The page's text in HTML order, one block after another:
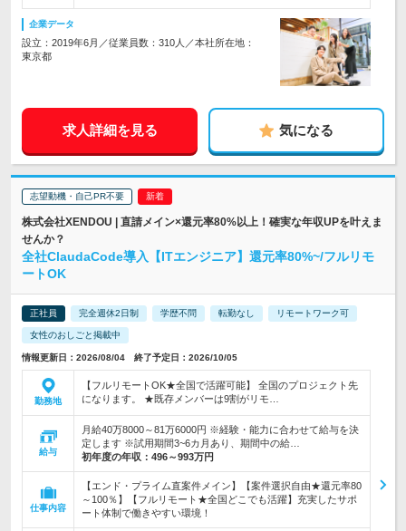
企業データ
設立：2019年6月／従業員数：310人／本社所在地：
東京都
求人詳細を見る 気になる
志望動機・自己PR不要
株式会社XENDOU | 直請メイン×還元率80%以上！確実な年収UPを叶えま
せんか？
全社ClaudaCode導入【ITエンジニア】還元率80%~/フルリモ
ートOK
正社員 完全週休2日制 学歴不問 転勤なし リモートワーク可
女性のおしごと掲載中
情報更新日：2026/08/04 終了予定日：2026/10/05
勤務地
【フルリモートOK★全国で活躍可能】 全国のプロジェクト先
になります。 ★既存メンバーは9割がリモ…
給与
月給40万8000～81万6000円 ※経験・能力に合わせて給与を決
定します ※試用期間3~6カ月あり、期間中の給…
初年度の年収： 496～993万円
仕事内容
【エンド・プライム直案件メイン】【案件選択自由★還元率80
～100％】【フルリモート★全国どこでも活躍】充実したサポ
ート体制で働きやすい環境！